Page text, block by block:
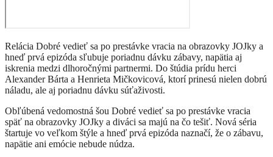
Relácia Dobré vedieť sa po prestávke vracia na obrazovky JOJky a
hneď prvá epizóda sľubuje poriadnu dávku zábavy, napätia aj
iskrenia medzi dlhoročnými partnermi. Do štúdia prídu herci
Alexander Bárta a Henrieta Mičkovicová, ktorí prinesú nielen dobrú
náladu, ale aj poriadnu dávku súťaživosti.
Obľúbená vedomostná šou Dobré vedieť sa po prestávke vracia
späť na obrazovky JOJky a diváci sa majú na čo tešiť. Nová séria
štartuje vo veľkom štýle a hneď prvá epizóda naznačí, že o zábavu,
napätie ani emócie nebude núdza.